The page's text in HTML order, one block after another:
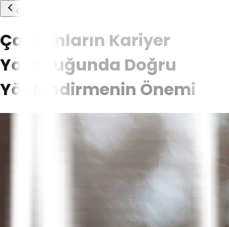
Geri Dön
Çalışanların Kariyer
Yolculuğunda Doğru
Yönlendirmenin Önemi